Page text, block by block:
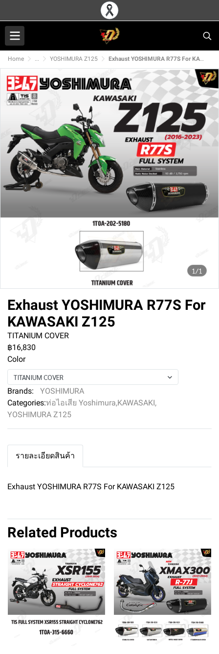
Home ... YOSHIMURA Z125 Exhaust YOSHIMURA R77S For KAWASAKI Z125
1/1
Exhaust YOSHIMURA R77S For
KAWASAKI Z125
TITANIUM COVER
฿16,830
Color
TITANIUM COVER
Brands:
YOSHIMURA
Categories:ท่อไอเสีย Yoshimura,KAWASAKI,
YOSHIMURA Z125
รายละเอียดสินค้า
Exhaust YOSHIMURA R77S For KAWASAKI Z125
Related Products